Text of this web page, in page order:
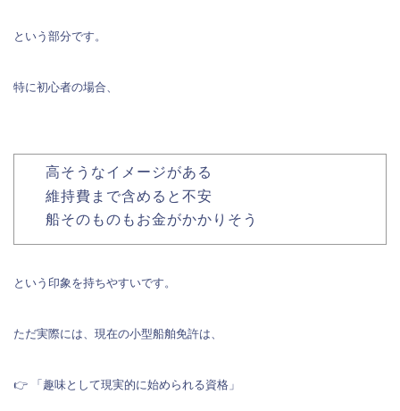
という部分です。
特に初心者の場合、
高そうなイメージがある
維持費まで含めると不安
船そのものもお金がかかりそう
という印象を持ちやすいです。
ただ実際には、現在の小型船舶免許は、
👉 「趣味として現実的に始められる資格」